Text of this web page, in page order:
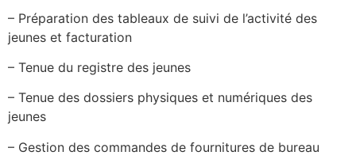
– Préparation des tableaux de suivi de l’activité des
jeunes et facturation
– Tenue du registre des jeunes
– Tenue des dossiers physiques et numériques des
jeunes
– Gestion des commandes de fournitures de bureau